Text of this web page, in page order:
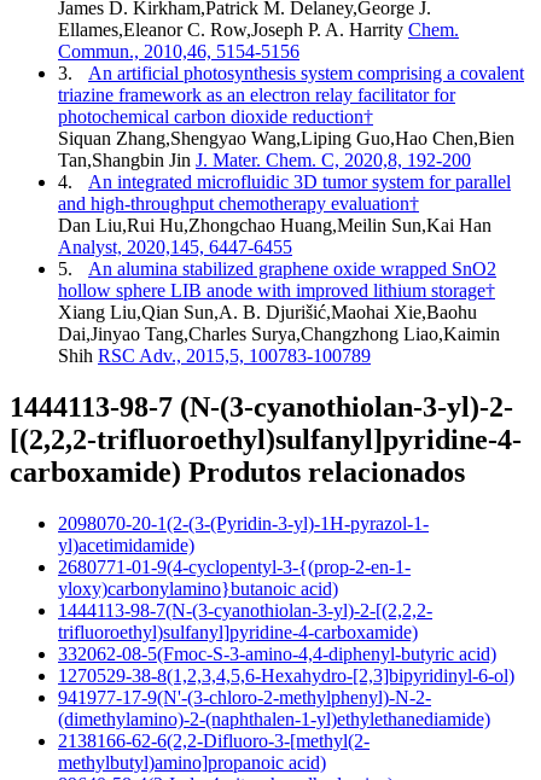
James D. Kirkham,Patrick M. Delaney,George J.
Ellames,Eleanor C. Row,Joseph P. A. Harrity Chem.
Commun., 2010,46, 5154-5156
3.
An artificial photosynthesis system comprising a covalent
triazine framework as an electron relay facilitator for
photochemical carbon dioxide reduction†
Siquan Zhang,Shengyao Wang,Liping Guo,Hao Chen,Bien
Tan,Shangbin Jin J. Mater. Chem. C, 2020,8, 192-200
4.
An integrated microfluidic 3D tumor system for parallel
and high-throughput chemotherapy evaluation†
Dan Liu,Rui Hu,Zhongchao Huang,Meilin Sun,Kai Han
Analyst, 2020,145, 6447-6455
5.
An alumina stabilized graphene oxide wrapped SnO2
hollow sphere LIB anode with improved lithium storage†
Xiang Liu,Qian Sun,A. B. Djurišić,Maohai Xie,Baohu
Dai,Jinyao Tang,Charles Surya,Changzhong Liao,Kaimin
Shih RSC Adv., 2015,5, 100783-100789
1444113-98-7 (N-(3-cyanothiolan-3-yl)-2-
[(2,2,2-trifluoroethyl)sulfanyl]pyridine-4-
carboxamide) Produtos relacionados
2098070-20-1(2-(3-(Pyridin-3-yl)-1H-pyrazol-1-
yl)acetimidamide)
2680771-01-9(4-cyclopentyl-3-{(prop-2-en-1-
yloxy)carbonylamino}butanoic acid)
1444113-98-7(N-(3-cyanothiolan-3-yl)-2-[(2,2,2-
trifluoroethyl)sulfanyl]pyridine-4-carboxamide)
332062-08-5(Fmoc-S-3-amino-4,4-diphenyl-butyric acid)
1270529-38-8(1,2,3,4,5,6-Hexahydro-[2,3]bipyridinyl-6-ol)
941977-17-9(N'-(3-chloro-2-methylphenyl)-N-2-
(dimethylamino)-2-(naphthalen-1-yl)ethylethanediamide)
2138166-62-6(2,2-Difluoro-3-[methyl(2-
methylbutyl)amino]propanoic acid)